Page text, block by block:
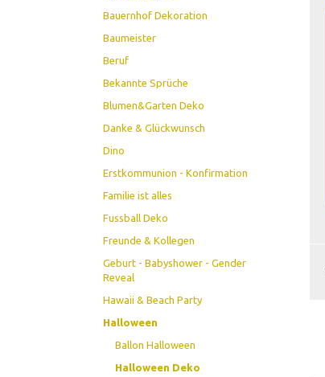
Bauernhof Dekoration
Baumeister
Beruf
Bekannte Sprüche
Blumen&Garten Deko
Danke & Glückwunsch
Dino
Erstkommunion - Konfirmation
Familie ist alles
Fussball Deko
Freunde & Kollegen
Geburt - Babyshower - Gender
Reveal
Hawaii & Beach Party
Halloween
Ballon Halloween
Halloween Deko